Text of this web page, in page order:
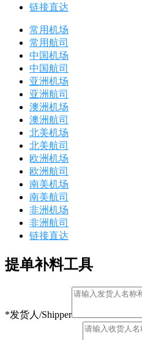
链接直达
常用机场
常用航司
中国机场
中国航司
亚洲机场
亚洲航司
澳洲机场
澳洲航司
北美机场
北美航司
欧洲机场
欧洲航司
南美机场
南美航司
非洲机场
非洲航司
链接直达
提单补料工具
*发货人/Shipper